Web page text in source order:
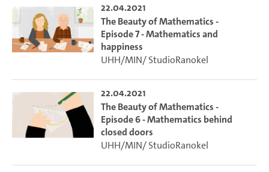
22.04.2021
The Beauty of Mathematics -
Episode 7 - Mathematics and
happiness
UHH/MIN/ StudioRanokel
22.04.2021
The Beauty of Mathematics -
Episode 6 - Mathematics behind
closed doors
UHH/MIN/ StudioRanokel